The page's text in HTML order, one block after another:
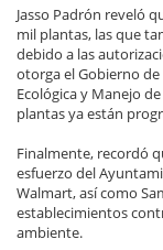
Jasso Padrón reveló
mil plantas, las que
debido a las
otorga el Gobierno de
Ecológica y Manejo
plantas ya están
Finalmente, recordó
esfuerzo del
Walmart, así como
establecimientos
ambiente.